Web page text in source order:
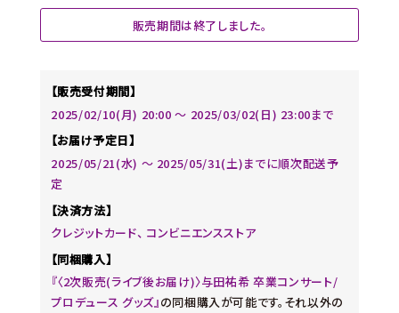
販売期間は終了しました。
【販売受付期間】
2025/02/10(月) 20:00 〜 2025/03/02(日) 23:00まで
【お届け予定日】
2025/05/21(水) ～ 2025/05/31(土)までに順次配送予
定
【決済方法】
クレジットカード、 コンビニエンスストア
【同梱購入】
『〈2次販売(ライブ後お届け)〉与田祐希 卒業コンサート/
プロデュース グッズ』の同梱購入が可能です。それ以外の